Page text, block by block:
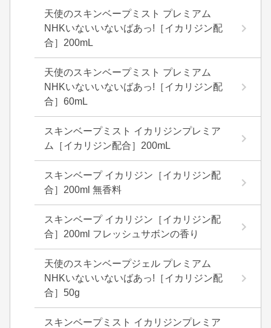
天使のスキンベープミスト プレミアム
NHKいないいないばあっ!［イカリジン配
合］200mL
天使のスキンベープミスト プレミアム
NHKいないいないばあっ!［イカリジン配
合］60mL
スキンベープミスト イカリジンプレミア
ム［イカリジン配合］200mL
スキンベープ イカリジン［イカリジン配
合］200ml 無香料
スキンベープ イカリジン［イカリジン配
合］200ml フレッシュサボンの香り
天使のスキンベープジェル プレミアム
NHKいないいないばあっ!［イカリジン配
合］50g
スキンベープミスト イカリジンプレミア